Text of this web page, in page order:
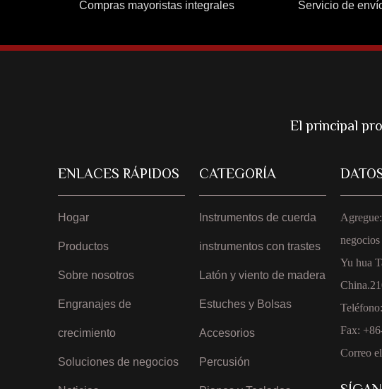
Compras mayoristas integrales Servicio de
El principal
ENLACES RÁPIDOS
Hogar
Productos
Sobre nosotros
Engranajes de
crecimiento
Soluciones de negocios
CATEGORÍA
Instrumentos de cuerda
instrumentos con trastes
Latón y viento de madera
Estuches y Bolsas
Accesorios
Percusión
Yu hua
Fax:
Correo